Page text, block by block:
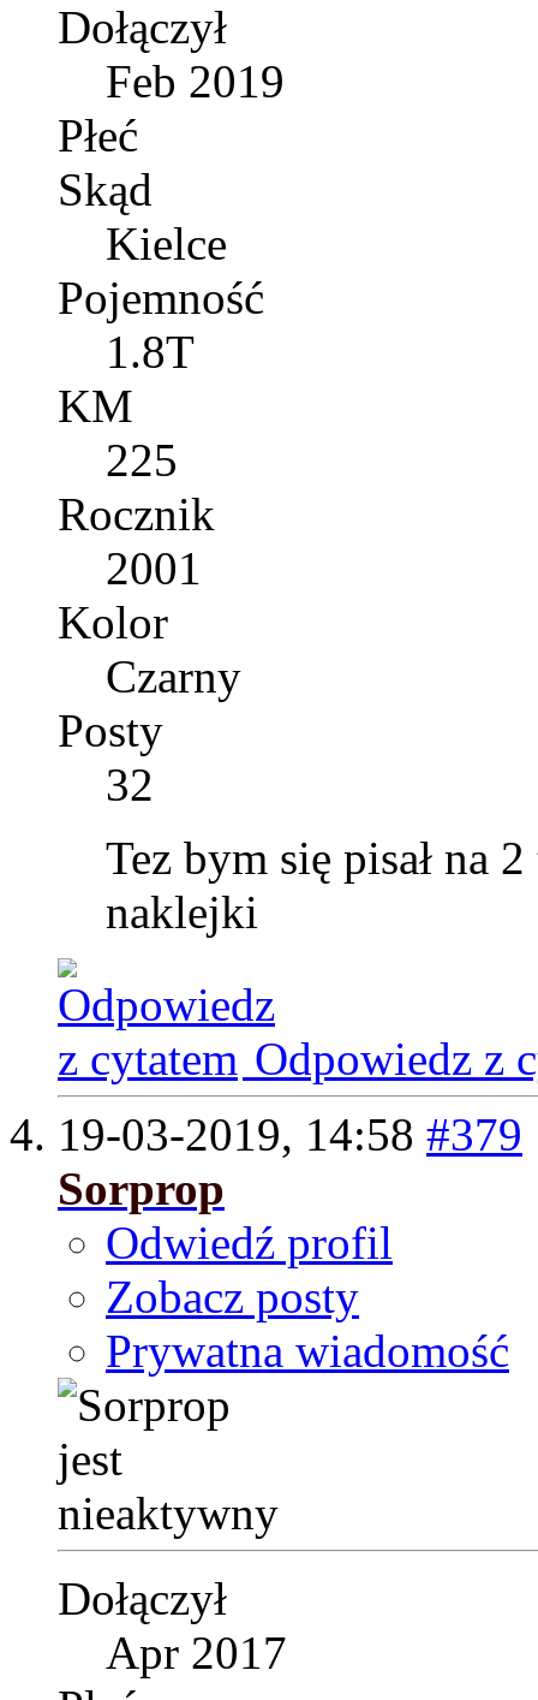
Dołączył
Feb 2019
Płeć
Skąd
Kielce
Pojemność
1.8T
KM
225
Rocznik
2001
Kolor
Czarny
Posty
32
Tez bym się pisał na
naklejki
Odpowiedz z
19-03-2019, 14:58 #379
Sorprop
Odwiedź profil
Zobacz posty
Prywatna wiadomość
Dołączył
Apr 2017